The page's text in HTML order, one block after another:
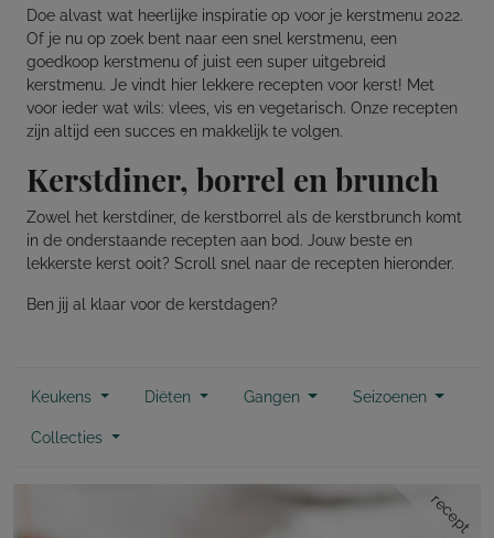
Doe alvast wat heerlijke inspiratie op voor je kerstmenu 2022.
Of je nu op zoek bent naar een snel kerstmenu, een
goedkoop kerstmenu of juist een super uitgebreid
kerstmenu. Je vindt hier lekkere recepten voor kerst! Met
voor ieder wat wils: vlees, vis en vegetarisch. Onze recepten
zijn altijd een succes en makkelijk te volgen.
Kerstdiner, borrel en brunch
Zowel het kerstdiner, de kerstborrel als de kerstbrunch komt
in de onderstaande recepten aan bod. Jouw beste en
lekkerste kerst ooit? Scroll snel naar de recepten hieronder.
Ben jij al klaar voor de kerstdagen?
Keukens Diëten Gangen Seizoenen
Collecties
recept